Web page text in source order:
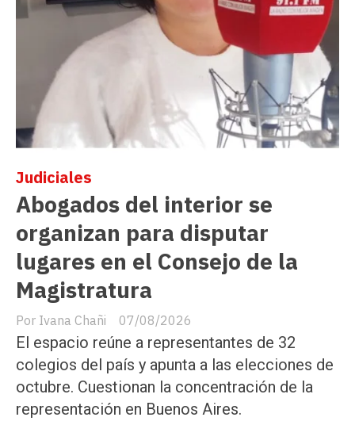
Abogados del interior se
organizan para disputar
lugares en el Consejo de la
Magistratura
Ivana Chañi
Judiciales
07/08/2026
El espacio reúne a representantes de 32
colegios del país y apunta a las elecciones de
octubre. Cuestionan la concentración de la
representación en Buenos Aires.